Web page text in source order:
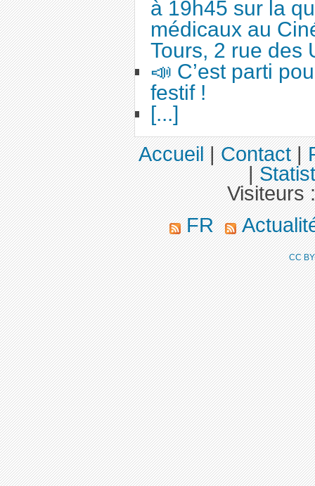
à 19h45 sur la
médicaux au
Tours, 2 rue des
📣 C’est parti
festif !
[...]
Accueil|Contact|
|
Visiteurs
FR
CC